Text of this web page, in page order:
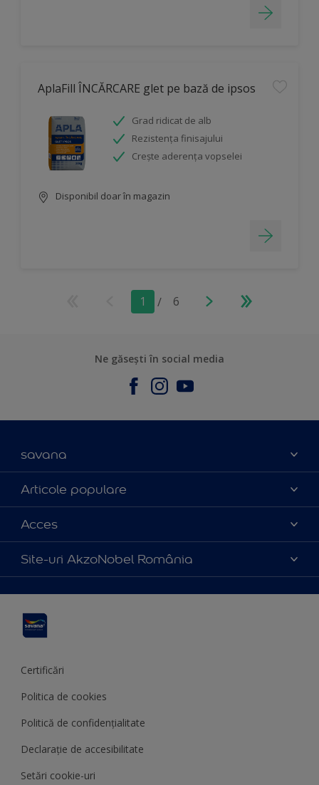
AplaFill ÎNCĂRCARE glet pe bază de ipsos
Grad ridicat de alb
Rezistența finisajului
Crește aderența vopselei
Disponibil doar în magazin
1 / 6
Ne găsești în social media
savana
Contact
Parteneri
Certificări
Articole populare
Culoarea anului 2025
Produse
Sfaturi utile
Acces
Politica de cookies
Termeni și condiții
Termeni de utilizare
Site-uri AkzoNobel România
Hammerite
Certificări
Politica de cookies
Politică de confidențialitate
Declarație de accesibilitate
Setări cookie-uri